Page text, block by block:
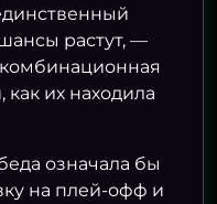
растут, —
их находила
означала бы
на плей-офф и